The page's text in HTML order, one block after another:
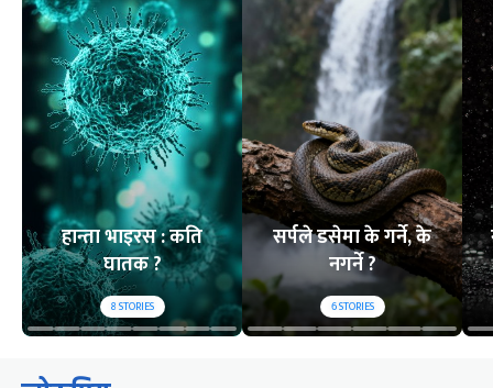
हान्ता भाइरस : कति
घातक ?
8STORIES
सर्पले डसेमा के गर्ने, के
नगर्ने ?
6STORIES